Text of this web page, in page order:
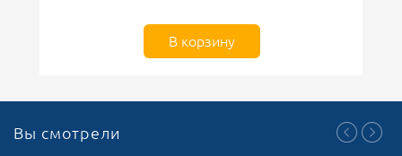
В корзину
Вы смотрели